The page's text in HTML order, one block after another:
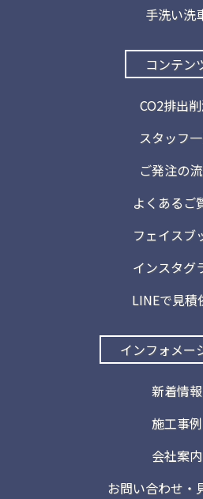
手洗い洗
コンテン
CO2排出
スタッフ
ご発注の
よくあるご
フェイスブ
インスタグ
LINEで見積
インフォメー
新着情報
施工事例
会社案内
お問い合わせ・